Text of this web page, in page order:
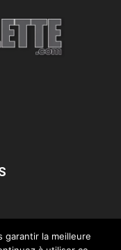
garantir la meilleure